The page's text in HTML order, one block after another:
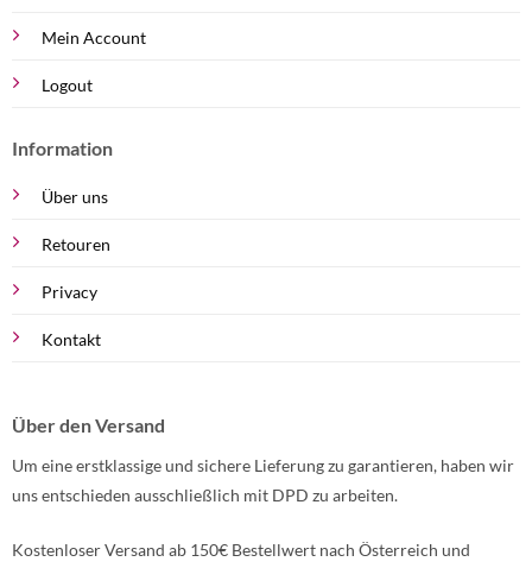
Mein Account
Logout
Information
Über uns
Retouren
Privacy
Kontakt
Über den Versand
Um eine erstklassige und sichere Lieferung zu garantieren, haben wir
uns entschieden ausschließlich mit DPD zu arbeiten.
Kostenloser Versand ab 150€ Bestellwert nach Österreich und